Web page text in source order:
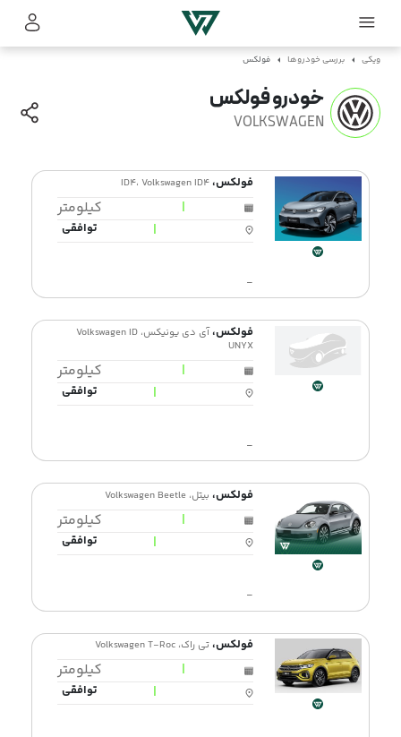
ویکی بررسی خودروها فولکس
خودرو فولکس
VOLKSWAGEN
فولکس،ID4، Volkswagen ID4
|
کیلومتر
|
توافقی
-
فولکس،
آی دی یونیکس، Volkswagen ID
UNYX
|
کیلومتر
|
توافقی
-
فولکس، بیتل، Volkswagen Beetle
|
کیلومتر
|
توافقی
-
فولکس،تی راک، Volkswagen T-Roc
|
کیلومتر
|
توافقی